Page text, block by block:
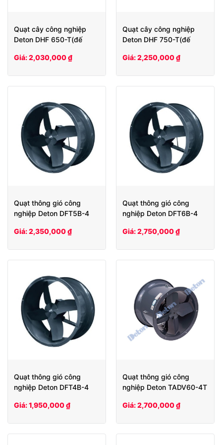
Quạt cây công nghiệp
Deton DHF 650-T(đế
Giá: 2,030,000 ₫
Quạt cây công nghiệp
Deton DHF 750-T(đế
Giá: 2,250,000 ₫
Quạt thông gió công
nghiệp Deton DFT5B-4
Giá: 2,350,000 ₫
Quạt thông gió công
nghiệp Deton DFT6B-4
Giá: 2,750,000 ₫
Quạt thông gió công
nghiệp Deton DFT4B-4
Giá: 1,950,000 ₫
Quạt thông gió công
nghiệp Deton TADV60-4T
Giá: 2,700,000 ₫